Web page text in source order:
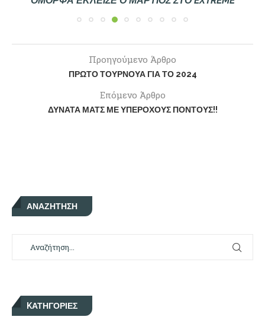
Προηγούμενο Άρθρο
ΠΡΏΤΟ ΤΟΥΡΝΟΥΆ ΓΙΑ ΤΟ 2024
Επόμενο Άρθρο
ΔΥΝΑΤΆ ΜΑΤΣ ΜΕ ΥΠΈΡΟΧΟΥΣ ΠΌΝΤΟΥΣ!!
ΑΝΑΖΉΤΗΣΗ
KΑΤΗΓΟΡΊΕΣ